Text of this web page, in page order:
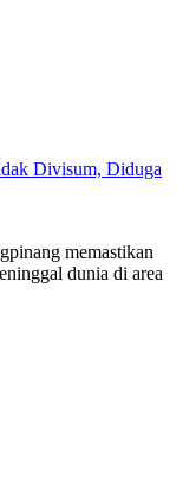
Divisum, Diduga
memastikan
dunia di area